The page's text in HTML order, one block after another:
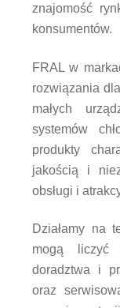
znajomość
konsumentów.
FRAL w
rozwiązania
małych
systemów
produkty
jakością i
obsługi i
Działamy na
mogą liczyć
doradztwa i
oraz